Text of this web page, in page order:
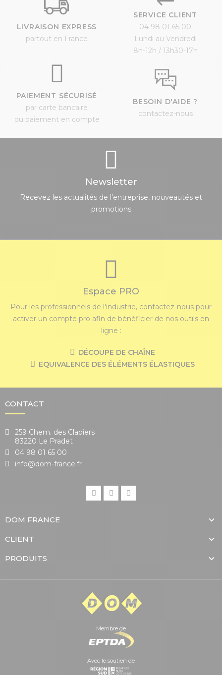
LIVRAISON EXPRESS
partout en France
SERVICE CLIENT
04 98 01 65 00
Lundi au Vendredi
8h-12h / 13h30-17h
PAIEMENT SÉCURISÉ
par carte bancaire
ou paiement en compte
BESOIN D'AIDE ?
contactez-nous
Newsletter
Recevez les actualités de l’entreprise, nouveautés et
promotions
Espace PRO
Pour les professionnels de l'industrie, contactez-nous pour
activer un compte pro afin de bénéficier de nos outils en
ligne :
DÉCOUPE DE CHAÎNE
EQUIVALENCE DES ÉLÉMENTS ÉLASTIQUES
CONTACT
259 Chem. des Clapiers
83220 Le Pradet
04 98 01 65 00
info@dom-france.fr
DOM FRANCE
CLIENT
PRODUITS
Membre de
Avec le soutien de